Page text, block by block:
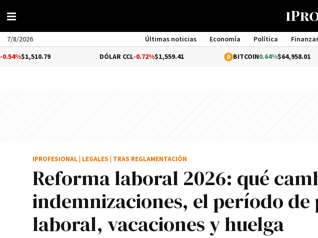
7/8/2026 Últimas noticias Economía Política
-0.72%$1,559.41 0.64%$64,958.01
Reforma laboral 2026: qué
indemnizaciones, el período
laboral, vacaciones y huelga
IPROFESIONAL LEGALES TRAS REGLAMENTACIÓN